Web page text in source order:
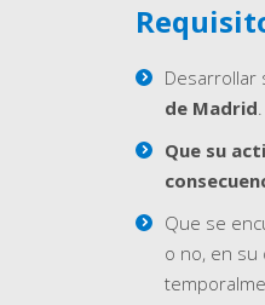
Desarrollar
de Madrid.
Que su
Que se
o no, en su